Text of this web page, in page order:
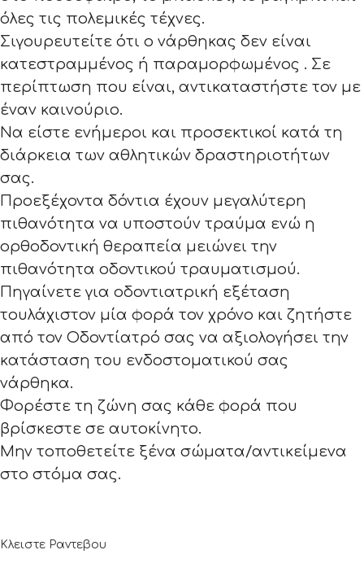
όλες τις πολεμικές τέχνες.
Σιγουρευτείτε ότι ο νάρθηκας δεν είναι
κατεστραμμένος ή παραμορφωμένος . Σε
περίπτωση που είναι, αντικαταστήστε τον με
έναν καινούριο.
Να είστε ενήμεροι και προσεκτικοί κατά τη
διάρκεια των αθλητικών δραστηριοτήτων
σας.
Προεξέχοντα δόντια έχουν μεγαλύτερη
πιθανότητα να υποστούν τραύμα ενώ η
ορθοδοντική θεραπεία μειώνει την
πιθανότητα οδοντικού τραυματισμού.
Πηγαίνετε για οδοντιατρική εξέταση
τουλάχιστον μία φορά τον χρόνο και ζητήστε
από τον Οδοντίατρό σας να αξιολογήσει την
κατάσταση του ενδοστοματικού σας
νάρθηκα.
Φορέστε τη ζώνη σας κάθε φορά που
βρίσκεστε σε αυτοκίνητο.
Μην τοποθετείτε ξένα σώματα/αντικείμενα
στο στόμα σας.
Κλειστε Ραντεβου